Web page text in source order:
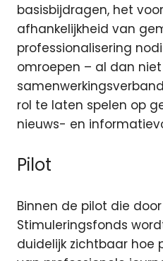
basisbijdragen, het
afhankelijkheid van
professionalisering
omroepen – al dan
rol te laten spelen op
nieuws- en
Pilot
Binnen de pilot die
Stimuleringsfonds
duidelijk zichtbaar hoe